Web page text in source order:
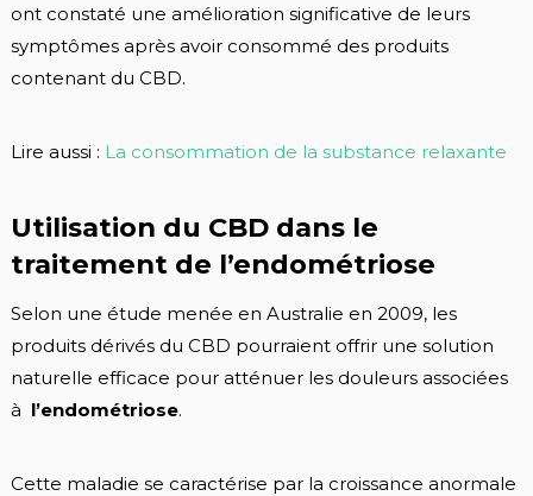
ont constaté une amélioration significative de leurs
symptômes après avoir consommé des produits
contenant du CBD.
Lire aussi : La consommation de la substance relaxante
Utilisation du CBD dans le
traitement de l’endométriose
Selon une étude menée en Australie en 2009, les
produits dérivés du CBD pourraient offrir une solution
naturelle efficace pour atténuer les douleurs associées
à l’endométriose.
Cette maladie se caractérise par la croissance anormale